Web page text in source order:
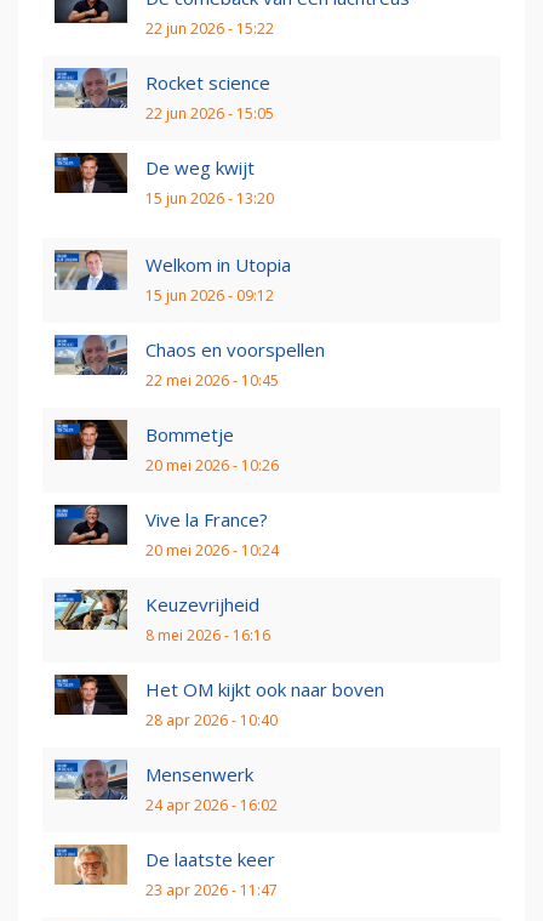
22 jun 2026 - 15:22
Rocket science
22 jun 2026 - 15:05
De weg kwijt
15 jun 2026 - 13:20
Welkom in Utopia
15 jun 2026 - 09:12
Chaos en voorspellen
22 mei 2026 - 10:45
Bommetje
20 mei 2026 - 10:26
Vive la France?
20 mei 2026 - 10:24
Keuzevrijheid
8 mei 2026 - 16:16
Het OM kijkt ook naar boven
28 apr 2026 - 10:40
Mensenwerk
24 apr 2026 - 16:02
De laatste keer
23 apr 2026 - 11:47